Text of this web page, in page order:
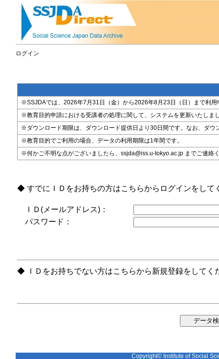
ログイン
※SSJDAでは、2026年7月31日（金）から2026年8月23日（日）まで利
※教育目的申請における受講者の処理に関して、システムを更新いたしま
※ダウンロード期限は、ダウンロード提供日より30日間です。なお、ダ
※教育目的でご利用の場合、データの利用期限は1年間です。
※何かご不明な点がございましたら、ssjda@iss.u-tokyo.ac.jp までご連絡
◆ すでにＩＤをお持ちの方はこちらからログインをして
ＩＤ(メールアドレス)：
パスワード：
◆ ＩＤをお持ちでない方はこちらから新規登録をしてく
Copyright© Institute of Social